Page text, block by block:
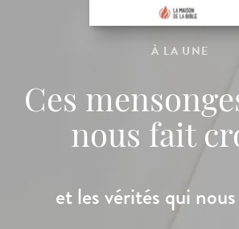
À LA UNE
Ces
nous fait
et les vérités qui